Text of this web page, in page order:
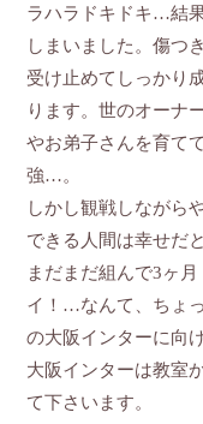
ラハラドキドキ…結
しまいました。傷つ
受け止めてしっかり
ります。世のオーナ
やお弟子さんを育て
強…。
しかし観戦しながら
できる人間は幸せだ
まだまだ組んで3ヶ
イ！…なんて、ちょ
の大阪インターに向
大阪インターは教室
て下さいます。